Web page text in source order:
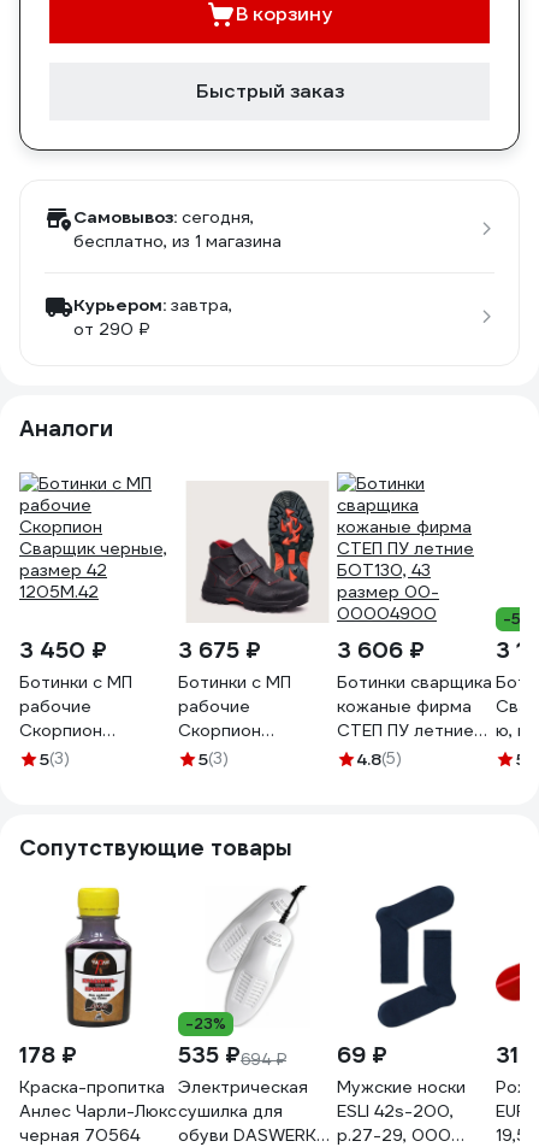
В корзину
Быстрый заказ
Самовывоз: сегодня,
бесплатно, из 1 магазина
Курьером: завтра,
от 290 ₽
Аналоги
3 450 ₽
Ботинки с МП
рабочие
Скорпион
Сварщик черные,
5(3)
3 675 ₽
Ботинки с МП
рабочие
Скорпион
Сварщик черные,
5(3)
3 606 ₽
Ботинки сварщика
кожаные фирма
СТЕП ПУ летние
БОТ130, 43
4.8(5)
-5%
3
ю,
5
Сопутствующие товары
178 ₽
Краска-пропитка
Анлес Чарли-Люкс
черная 70564
-23%
535 ₽694 ₽
Электрическая
сушилка для
обуви DASWERK
69 ₽
Мужские носки
ESLI 42s-200,
р.27-29, 000
31 ₽